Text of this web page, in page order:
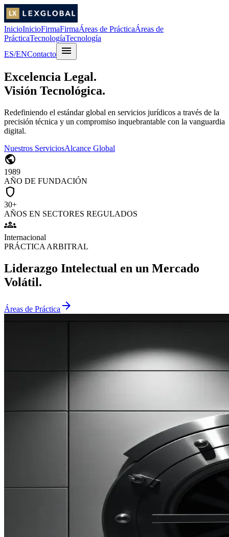
InicioInicioFirmaFirmaÁreas de PrácticaÁreas de
PrácticaTecnologíaTecnología
ES/ENContacto menu
Excelencia Legal.
Visión Tecnológica.
Redefiniendo el estándar global en servicios jurídicos a través de la
precisión técnica y un compromiso inquebrantable con la vanguardia
digital.
Nuestros ServiciosAlcance Global
public
1989
AÑO DE FUNDACIÓN
shield
30+
AÑOS EN SECTORES REGULADOS
groups
Internacional
PRÁCTICA ARBITRAL
Liderazgo Intelectual en un Mercado
Volátil.
Áreas de Práctica arrow_forward